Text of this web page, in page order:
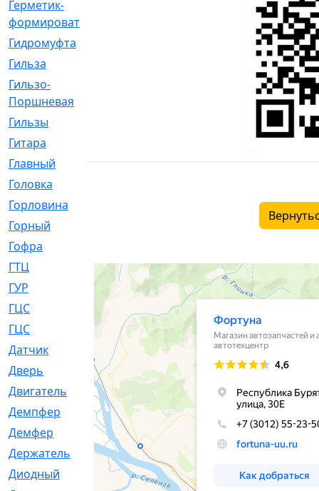
Герметик-
формирователь
Гидромуфта
Гильза
Гильзо-
Поршневая
Гильзы
Гитара
Главный
[29]
Головка
Горловина
Горный
Гофра
ГТЦ
[96]
ГУР
[34]
ГЦC
ГЦС
[74]
Датчик
[969]
Дверь
[249]
Двигатель
[64]
Демпфер
[2]
Демфер
[1]
Держатель
[5]
Диодный
[3]